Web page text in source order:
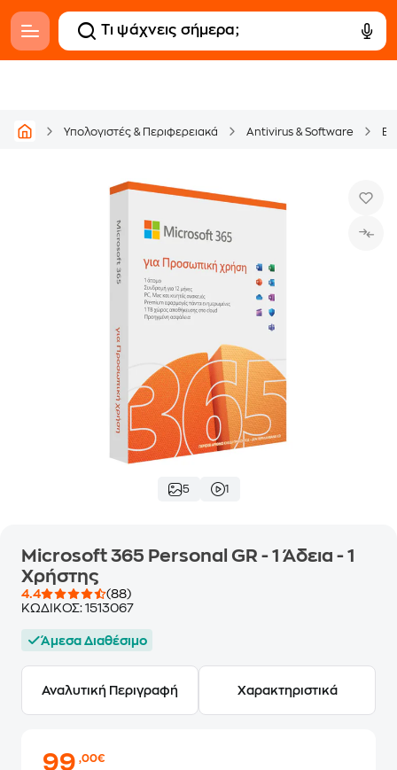
Υπολογιστές & Περιφερειακά Antivirus & Software
5 1
Microsoft 365 Personal GR - 1 Άδεια - 1
Χρήστης
4.4
(88)
ΚΩΔΙΚΟΣ: 1513067
Άμεσα Διαθέσιμο
Αναλυτική Περιγραφή Χαρακτηριστικά
99,00€